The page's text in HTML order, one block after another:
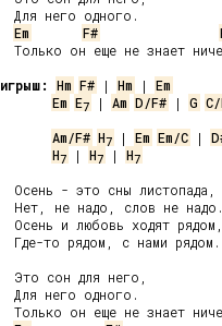
Для него одного.
Em
F#
Только он еще не знает
Hm F# | Hm | Em
Em E7 | Am D/F# | G
Am/F# H7 | Em Em/C |
H7 | H7 | H7
Осень - это сны листопада,
Нет, не надо, слов не надо.
Осень и любовь ходят рядом,
Где-то рядом, с нами рядом.
Это сон для него,
Для него одного.
Только он еще не знает